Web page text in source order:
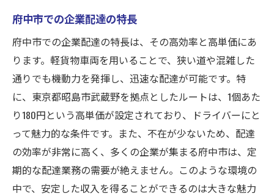
府中市での企業配達の特長
府中市での企業配達の特長は、その高効率と高単価にあ
ります。軽貨物車両を用いることで、狭い道や混雑した
通りでも機動力を発揮し、迅速な配達が可能です。特
に、東京都昭島市武蔵野を拠点としたルートは、1個あた
り180円という高単価が設定されており、ドライバーにと
って魅力的な条件です。また、不在が少ないため、配達
の効率が非常に高く、多くの企業が集まる府中市は、定
期的な配達業務の需要が絶えません。このような環境の
中で、安定した収入を得ることができるのは大きな魅力